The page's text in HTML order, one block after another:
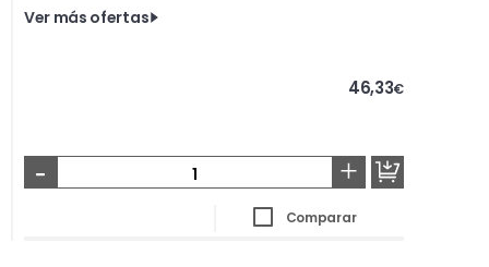
Ver más ofertas
46,33€
- +
Comparar